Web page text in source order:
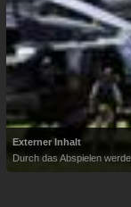
Externer Inhalt
Durch das Abspielen